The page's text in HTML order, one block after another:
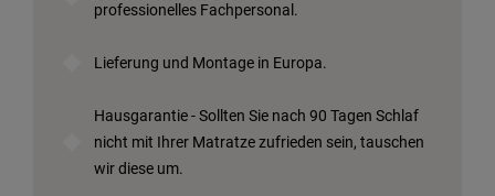
professionelles Fachpersonal.
Lieferung und Montage in Europa.
Hausgarantie - Sollten Sie nach 90 Tagen Schlaf
nicht mit Ihrer Matratze zufrieden sein, tauschen
wir diese um.